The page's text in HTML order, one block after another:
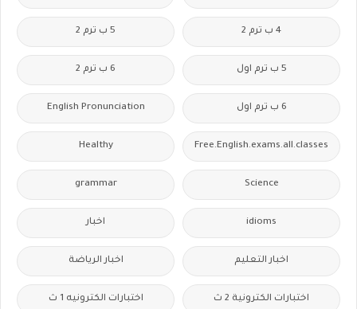
4 ب ترم 2 5 ب ترم 2
5 ب ترم اول 6 ب ترم 2
6 ب ترم اول English Pronunciation
Free.English.exams.all.classes
Healthy
Science
grammar
idioms اخبار
اخبار التعليم اخبار الرياضة
اختبارات الكترونية 2 ث اختبارات الكترونيه 1 ث